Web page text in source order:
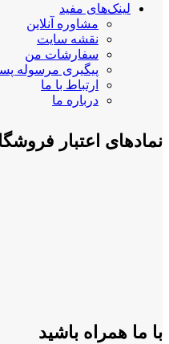
لینک‌های مفید
مشاوره آنلاین
نقشه سایت
سفارشات من
پیگیری مرسوله
ارتباط با ما
درباره ما
نمادهای اعتبار
با ما همراه باشید